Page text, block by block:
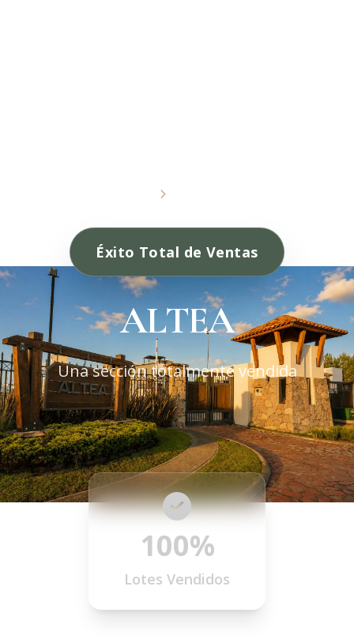
Éxito Total de Ventas
ALTEA
Una sección totalmente vendida
100%
Lotes Vendidos